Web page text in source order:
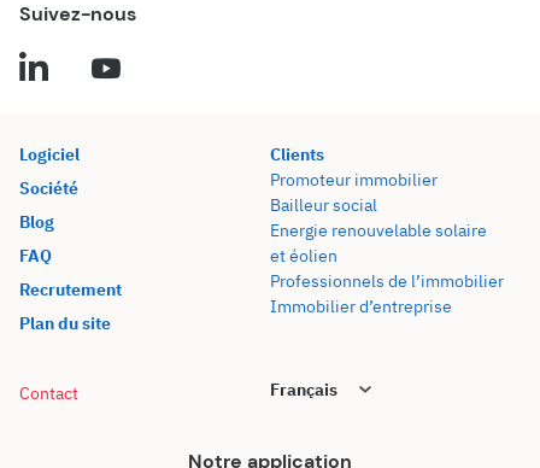
Suivez-nous
Logiciel
Société
Blog
FAQ
Recrutement
Plan du site
Clients
Promoteur immobilier
Bailleur social
Energie renouvelable solaire
et éolien
Professionnels de l’immobilier
Immobilier d’entreprise
Contact
Notre application